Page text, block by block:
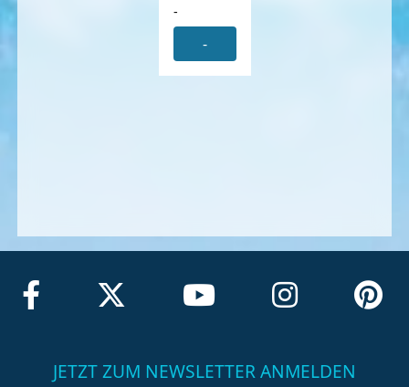
-
-
JETZT ZUM NEWSLETTER ANMELDEN